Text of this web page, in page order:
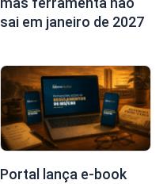
sai em janeiro de 2027
Portal lança e-book